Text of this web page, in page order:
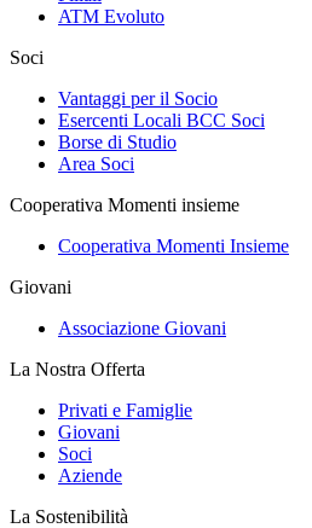
ATM Evoluto
Soci
Vantaggi per il Socio
Esercenti Locali BCC Soci
Borse di Studio
Area Soci
Cooperativa Momenti insieme
Cooperativa Momenti Insieme
Giovani
Associazione Giovani
La Nostra Offerta
Privati e Famiglie
Giovani
Soci
Aziende
La Sostenibilità